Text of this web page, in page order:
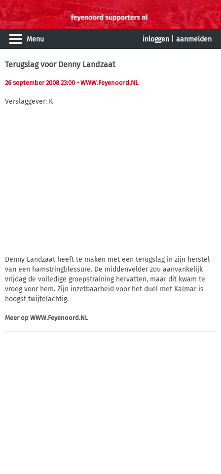
Menu inloggen aanmelden
Terugslag voor Denny Landzaat
26 september 2008 23:00 - WWW.Feyenoord.NL
Verslaggever: K
Denny Landzaat heeft te maken met een terugslag in zijn herstel
van een hamstringblessure. De middenvelder zou aanvankelijk
vrijdag de volledige groepstraining hervatten, maar dit kwam te
vroeg voor hem. Zijn inzetbaarheid voor het duel met Kalmar is
hoogst twijfelachtig.
Meer op WWW.Feyenoord.NL